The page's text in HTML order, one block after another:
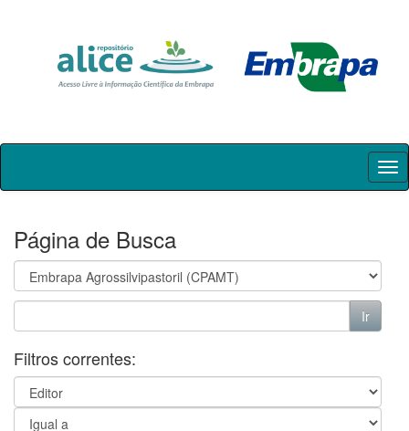
Skip
Página de Busca
Filtros correntes: